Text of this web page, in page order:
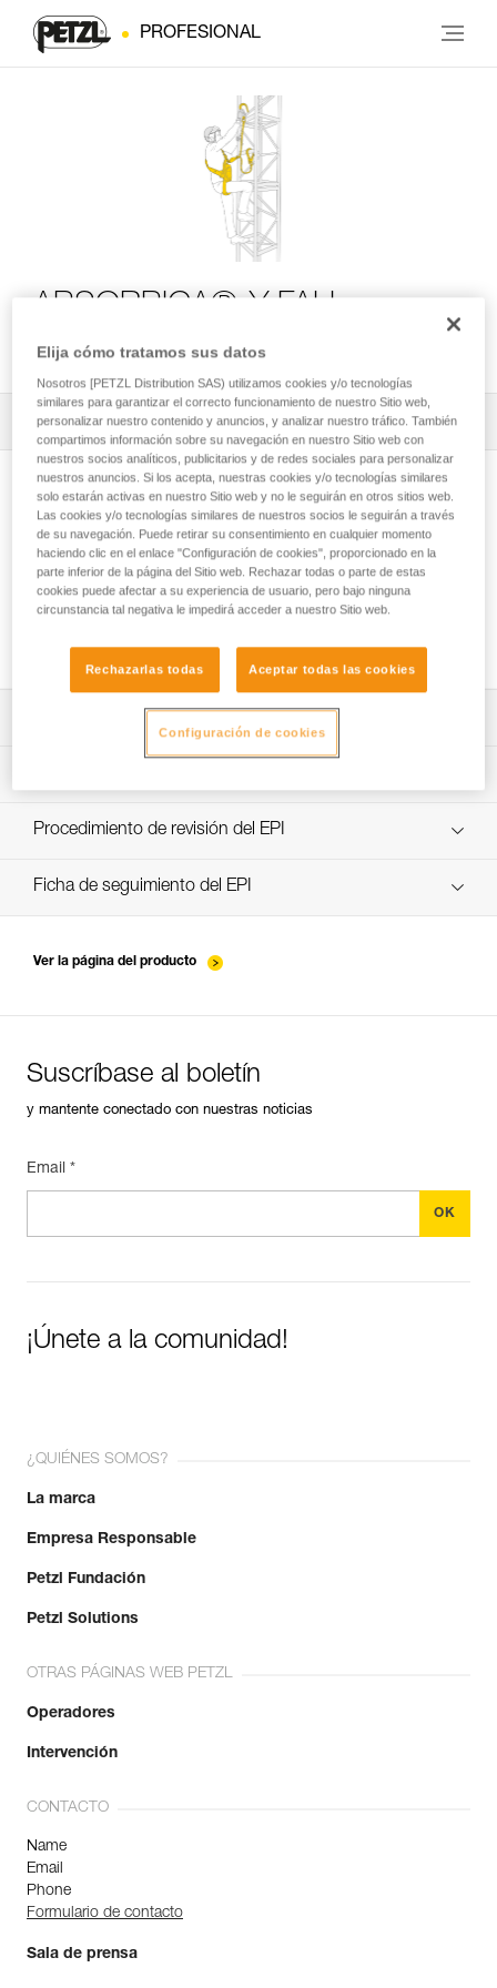
PROFESIONAL
ABSORBICA®-Y FALL
ARREST KIT
Todos los contenidos técnicos 1 Filtrar
¿Qué tipo de elementos de amarre
Descargar ficha técnica (PDF)
descubra ePPEcentre
Procedimiento de revisión del EPI
verif-EPI-kits-procedure-ES
Ficha de seguimiento del EPI
Ver la página del producto
Suscríbase al boletín
y mantente conectado con nuestras noticias
Email *
¡Únete a la comunidad!
¿QUIÉNES SOMOS?
La marca
Empresa Responsable
Petzl Fundación
Petzl Solutions
OTRAS PÁGINAS WEB PETZL
Operadores
Intervención
CONTACTO
Name
Email
Phone
Formulario de contacto
Sala de prensa
Elija cómo tratamos sus datos
Nosotros [PETZL Distribution SAS) utilizamos cookies y/o tecnologías
similares para garantizar el correcto funcionamiento de nuestro Sitio web,
personalizar nuestro contenido y anuncios, y analizar nuestro tráfico. También
compartimos información sobre su navegación en nuestro Sitio web con
nuestros socios analíticos, publicitarios y de redes sociales para personalizar
nuestros anuncios. Si los acepta, nuestras cookies y/o tecnologías similares
solo estarán activas en nuestro Sitio web y no le seguirán en otros sitios web.
Las cookies y/o tecnologías similares de nuestros socios le seguirán a través
de su navegación. Puede retirar su consentimiento en cualquier momento
haciendo clic en el enlace "Configuración de cookies", proporcionado en la
parte inferior de la página del Sitio web. Rechazar todas o parte de estas
cookies puede afectar a su experiencia de usuario, pero bajo ninguna
circunstancia tal negativa le impedirá acceder a nuestro Sitio web.
Rechazarlas todas Aceptar todas las cookies
Configuración de cookies